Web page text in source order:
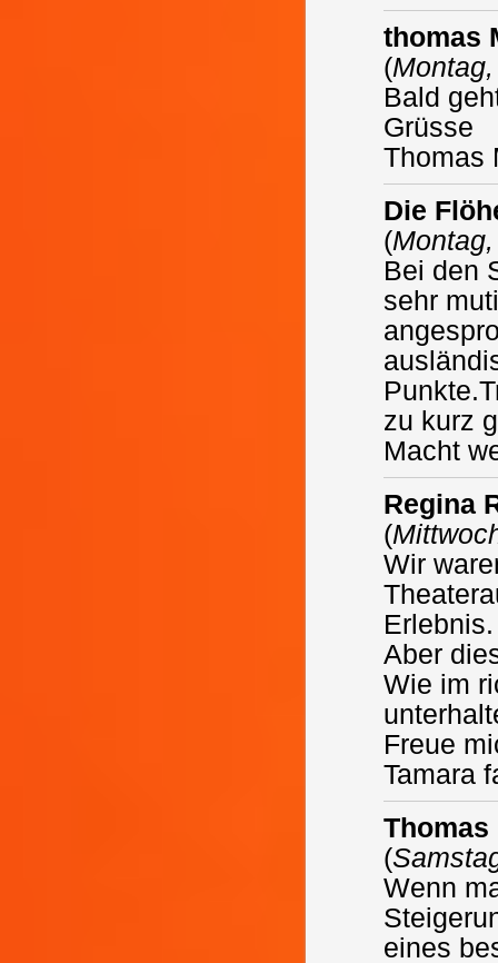
thomas
(
Bald
Grüsse
Thomas
Die
(
Bei den
sehr
zu kurz
Macht
Regina
(
Wir
Aber
Wie im
Freue
Tamara
Thomas
(
Wenn
eines